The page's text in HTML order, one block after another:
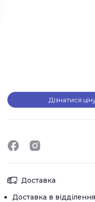
Дізнатися
Доставка
Доставка в відділення